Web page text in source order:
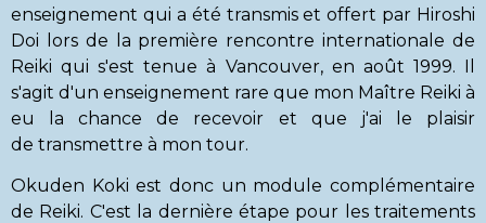
enseignement qui a été transmis et offert par Hiroshi
Doi lors de la première rencontre internationale de
Reiki qui s'est tenue à Vancouver, en août 1999. Il
s'agit d'un enseignement rare que mon Maître Reiki à
eu la chance de recevoir et que j'ai le plaisir
de transmettre à mon tour.
Okuden Koki est donc un module complémentaire
de Reiki. C'est la dernière étape pour les traitements